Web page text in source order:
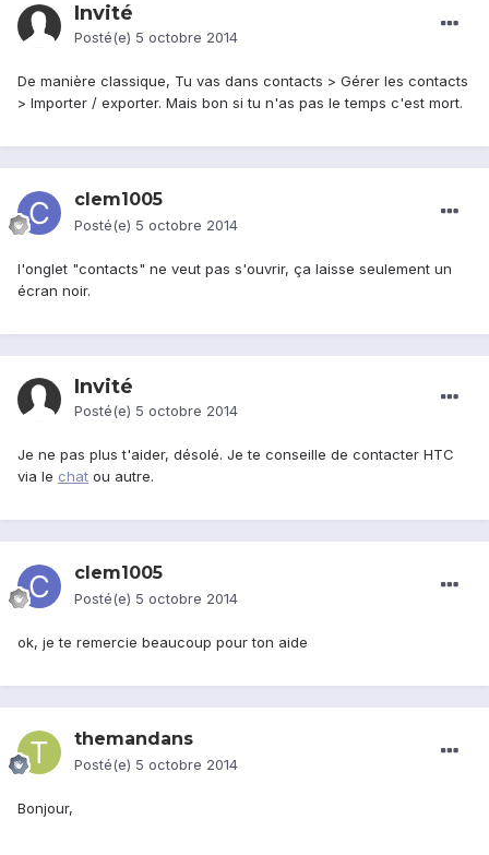
Invité
Posté(e) 5 octobre 2014
De manière classique, Tu vas dans contacts > Gérer les contacts
> Importer / exporter. Mais bon si tu n'as pas le temps c'est mort.
clem1005
Posté(e) 5 octobre 2014
l'onglet "contacts" ne veut pas s'ouvrir, ça laisse seulement un
écran noir.
Invité
Posté(e) 5 octobre 2014
Je ne pas plus t'aider, désolé. Je te conseille de contacter HTC
via le chat ou autre.
clem1005
Posté(e) 5 octobre 2014
ok, je te remercie beaucoup pour ton aide
themandans
Posté(e) 5 octobre 2014
Bonjour,